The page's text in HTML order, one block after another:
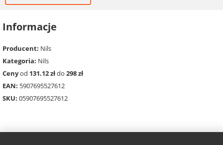
Informacje
Producent: Nils
Kategoria: Nils
Cenyod 131.12 złdo 298 zł
EAN: 5907695527612
SKU: 05907695527612